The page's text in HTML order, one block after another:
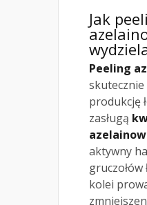
Jak
Peeling
produkcję
zasługą
aktywny
gruczołów
kolei